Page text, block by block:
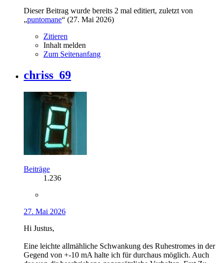
Dieser Beitrag wurde bereits 2 mal editiert, zuletzt von
„puntomane“ (27. Mai 2026)
Zitieren
Inhalt melden
Zum Seitenanfang
chriss_69
Beiträge
1.236
27. Mai 2026
Hi Justus,
Eine leichte allmähliche Schwankung des Ruhestromes in der
Gegend von +-10 mA halte ich für durchaus möglich. Auch